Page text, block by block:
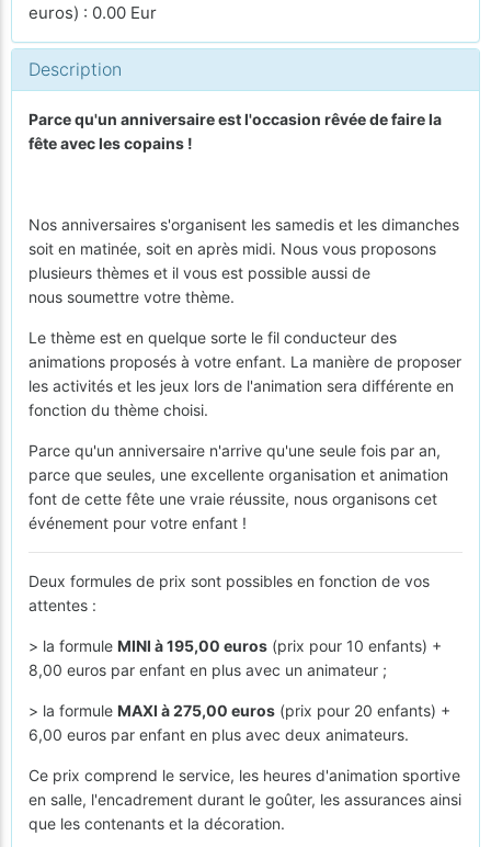
euros) : 0.00 Eur
Description
Parce qu'un anniversaire est l'occasion rêvée de faire la
fête avec les copains !
Nos anniversaires s'organisent les samedis et les dimanches
soit en matinée, soit en après midi. Nous vous proposons
plusieurs thèmes et il vous est possible aussi de
nous soumettre votre thème.
Le thème est en quelque sorte le fil conducteur des
animations proposés à votre enfant. La manière de proposer
les activités et les jeux lors de l'animation sera différente en
fonction du thème choisi.
Parce qu'un anniversaire n'arrive qu'une seule fois par an,
parce que seules, une excellente organisation et animation
font de cette fête une vraie réussite, nous organisons cet
événement pour votre enfant !
Deux formules de prix sont possibles en fonction de vos
attentes :
> la formule MINI à 195,00 euros (prix pour 10 enfants) +
8,00 euros par enfant en plus avec un animateur ;
> la formule MAXI à 275,00 euros (prix pour 20 enfants) +
6,00 euros par enfant en plus avec deux animateurs.
Ce prix comprend le service, les heures d'animation sportive
en salle, l'encadrement durant le goûter, les assurances ainsi
que les contenants et la décoration.